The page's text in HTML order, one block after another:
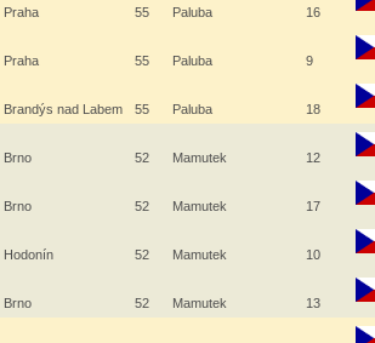
Praha 55 Paluba 16
Praha 55 Paluba 9
Brandýs nad Labem 55 Paluba 18
Brno 52 Mamutek 12
Brno 52 Mamutek 17
Hodonín 52 Mamutek 10
Brno 52 Mamutek 13